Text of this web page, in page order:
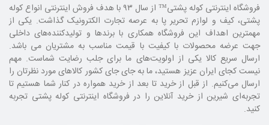
فروشگاه اینترنتی کوله پشتی
™ از سال ۹۳ با هدف فروش اینترنتی انواع کوله
پشتی، کیف و لوازم تحریر پا به عرصه تجارت الکترونیک گذاشت. یکی از
مهمترین اهداف این فروشگاه همکاری با برند‌ها و تولیدکننده‌های داخلی
جهت عرضه محصولات با کیفیت با قیمت مناسب به مشتریان می باشد.
ارسال سریع کالا یکی از اولویت‌های ما برای جلب رضایت شماست. مهم
نیست کجای ایران عزیز هستید، ما به جای جای کشور کالا‌های مورد نظرتان را
ارسال می‌کنیم. از قبل از خرید تا بعد از خرید همواره در کنار شما هستیم تا
تجربه‌ای شیرین از خرید آنلاین را در فروشگاه اینترنتی کوله پشتی تجربه
کنید.